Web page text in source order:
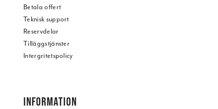
Betala offert
Teknisk support
Reservdelar
Tilläggstjänster
Intergritetspolicy
INFORMATION